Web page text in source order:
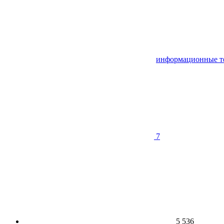
информационные
7
5 536